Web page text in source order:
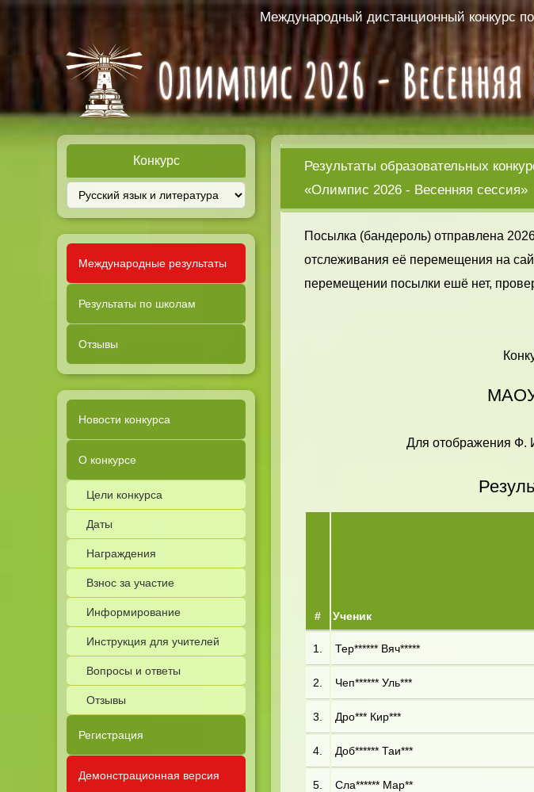
Международный дистанционный конкурс
Конкурс
Международные результаты
Результаты по школам
Отзывы
Новости конкурса
О конкурсе
Цели конкурса
Даты
Награждения
Взнос за участие
Информирование
Инструкция для учителей
Вопросы и ответы
Отзывы
Регистрация
Демонстрационная версия
Результаты образовательных
«Олимпис 2026 - Весенняя сессия»
Посылка (бандероль) отправлена
отслеживания её перемещения на
перемещении посылки ешё нет,
Для отображения Ф.
# Ученик
1. Тер****** Вяч*****
2. Чеп****** Уль***
3. Дро*** Кир***
4. Доб****** Таи***
5. Сла****** Мар**